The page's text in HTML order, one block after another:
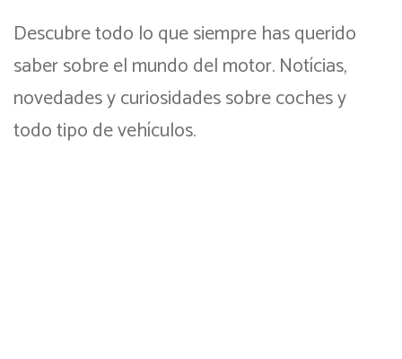
Quejas
Cita DGT
Descubre todo lo que siempre has querido
saber sobre el mundo del motor. Notícias,
novedades y curiosidades sobre coches y
todo tipo de vehículos.